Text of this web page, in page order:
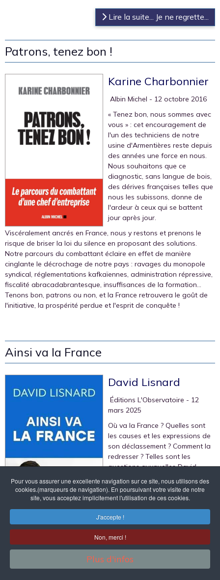
Pour vous assurer une excellente navigation sur ce site, nous utilisons des
cookies.(marqueurs de navigation). En poursuivant votre visite de notre
site, vous acceptez implicitement l'utilisation de ces cookies.
J'accepte !
Non, merci !
Plus d'infos
Lire la suite... Je ne regrette...
Patrons, tenez bon !
Karine Charbonnier
‎ Albin Michel - 12 octobre 2016
« Tenez bon, nous sommes avec
vous » : cet encouragement de
l'un des techniciens de notre
usine d'Armentières reste depuis
des années une force en nous.
Nous souhaitons que ce
diagnostic, sans langue de bois,
des dérives françaises telles que
nous les subissons, donne de
l'ardeur à ceux qui se battent
jour après jour.
Viscéralement ancrés en France, nous y restons et prenons le
risque de briser la loi du silence en proposant des solutions.
Notre parcours du combattant éclaire en effet de manière
cinglante le décrochage de notre pays : ravages du monopole
syndical, réglementations kafkaïennes, administration répressive,
fiscalité abracadabrantesque, insuffisances de la formation...
Tenons bon, patrons ou non, et la France retrouvera le goût de
l'initiative, la prospérité perdue et l'esprit de conquête !
Ainsi va la France
David Lisnard
‎ Éditions L'Observatoire - 12
mars 2025
Où va la France ? Quelles sont
les causes et les expressions de
son déclassement ? Comment la
redresser ? Telles sont les
questions auxquelles David
Lisnard apporte de nombreuses
réponses.
Au fil des années, au gré de ses
rencontres sur tout le territoire
national avec des salariés, des
chefs d'entreprises, des maires
bien sûr et des élus locaux, de son vécu de décideur y compris
dans le commerce, de ses échanges parfois houleux avec la
haute fonction publique dont les décisions concernent de plus en